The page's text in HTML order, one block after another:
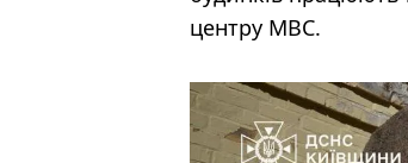
центру МВС.